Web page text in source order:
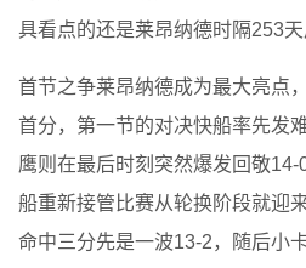
具看点的还是莱昂纳德时隔253天
首节之争莱昂纳德成为最大亮点
首分，第一节的对决快船率先发
鹰则在最后时刻突然爆发回敬
船重新接管比赛从轮换阶段就迎
命中三分先是一波13-2，随后小